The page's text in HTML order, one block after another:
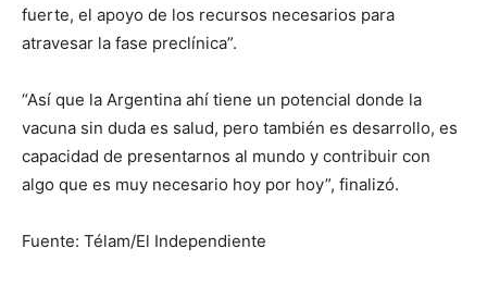
fuerte, el apoyo de los recursos necesarios para
atravesar la fase preclínica”.
“Así que la Argentina ahí tiene un potencial donde la
vacuna sin duda es salud, pero también es desarrollo, es
capacidad de presentarnos al mundo y contribuir con
algo que es muy necesario hoy por hoy”, finalizó.
Fuente: Télam/El Independiente